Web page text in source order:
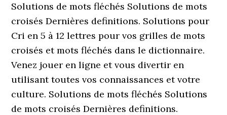
Solutions de mots fléchés Solutions de mots
croisés Dernières definitions. Solutions pour
Cri en 5 à 12 lettres pour vos grilles de mots
croisés et mots fléchés dans le dictionnaire.
Venez jouer en ligne et vous divertir en
utilisant toutes vos connaissances et votre
culture. Solutions de mots fléchés Solutions
de mots croisés Dernières definitions.